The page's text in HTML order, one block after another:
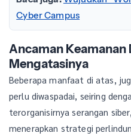
Cyber Campus
Ancaman Keamanan
Mengatasinya
Beberapa manfaat di atas,
perlu diwaspadai, seiring
terorganisirnya serangan
menerapkan strategi